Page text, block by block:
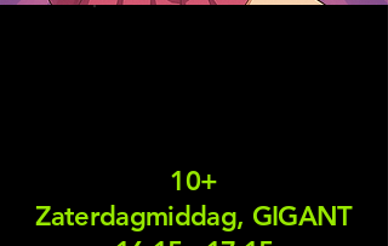
10+
Zaterdagmiddag, GIGANT